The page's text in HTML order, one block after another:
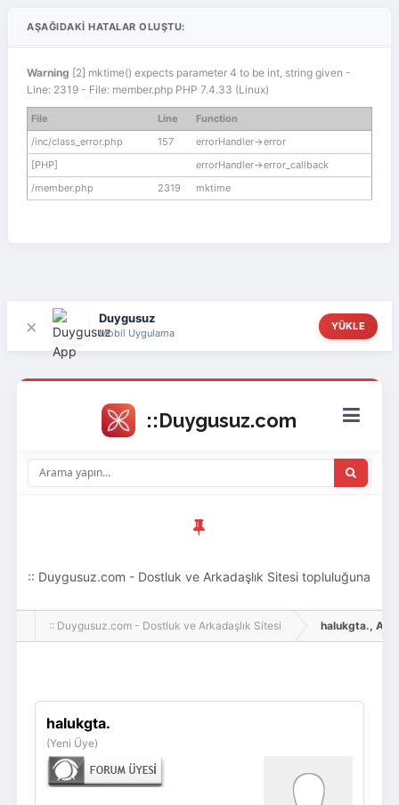
AŞAĞIDAKI HATALAR OLUŞTU:
Warning [2] mktime() expects parameter 4 to be int, string given -
Line: 2319 - File: member.php PHP 7.4.33 (Linux)
File Line
Function
/inc/class_error.php
157
errorHandler->error
[PHP]
errorHandler->error_callback
/member.php
2319 mktime
× Duygusuz
Mobil Uygulama
YÜKLE
:: Duygusuz.com - Dostluk ve Arkadaşlık Sitesi topluluğuna
hoş geldin ziyaretçi! Aramıza katılmak istersen kayıt
:: Duygusuz.com - Dostluk ve Arkadaşlık Sitesi halukgta., Adlı
halukgta.
(Yeni Üye)